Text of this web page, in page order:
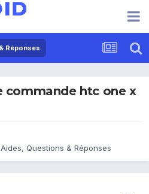
Réponses
commande htc one x
Questions & Réponses